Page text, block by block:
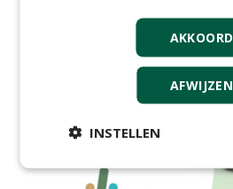
AKKOORD
AFWIJZEN
INSTELLEN